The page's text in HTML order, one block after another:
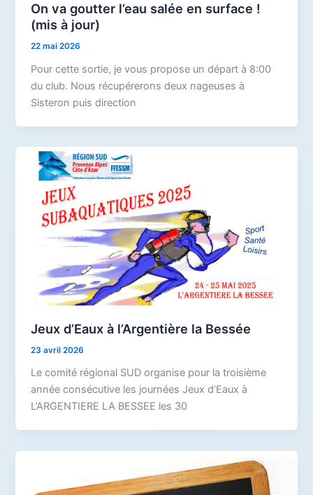
On va goutter l’eau salée en surface !
(mis à jour)
22 mai 2026
Pour cette sortie, je vous propose un départ à 8:00
du club. Nous récupérerons deux nageuses à
Sisteron puis direction
Jeux d’Eaux à l’Argentière la Bessée
23 avril 2026
Le comité régional SUD organise pour la troisième
année consécutive les journées Jeux d’Eaux à
L’ARGENTIERE LA BESSEE les 30